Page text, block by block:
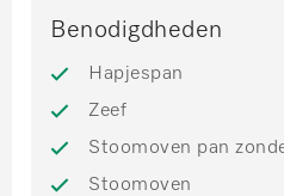
Benodigdheden
Hapjespan
Zeef
Stoomoven pan
Stoomoven